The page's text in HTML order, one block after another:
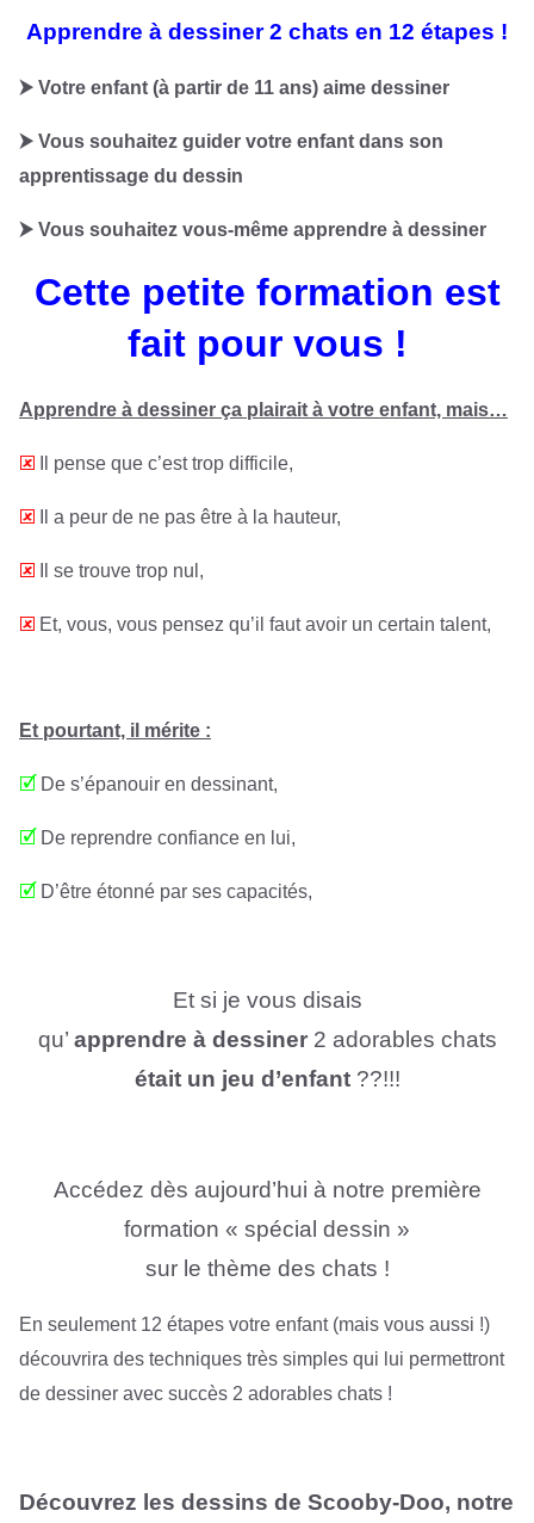
Apprendre à dessiner 2 chats en 12 étapes !
⮞ Votre enfant (à partir de 11 ans) aime dessiner
⮞ Vous souhaitez guider votre enfant dans son
apprentissage du dessin
⮞ Vous souhaitez vous-même apprendre à dessiner
Cette petite formation est
fait pour vous !
Apprendre à dessiner ça plairait à votre enfant, mais…
🗷 Il pense que c’est trop difficile,
🗷 Il a peur de ne pas être à la hauteur,
🗷 Il se trouve trop nul,
🗷 Et, vous, vous pensez qu’il faut avoir un certain talent,
Et pourtant, il mérite :
🗹 De s’épanouir en dessinant,
🗹 De reprendre confiance en lui,
🗹 D’être étonné par ses capacités,
Et si je vous disais
qu’ apprendre à dessiner2 adorables chats
était un jeu d’enfant??!!!
Accédez dès aujourd’hui à notre première
formation « spécial dessin »
sur le thème des chats !
En seulement 12 étapes votre enfant (mais vous aussi !)
découvrira des techniques très simples qui lui permettront
de dessiner avec succès 2 adorables chats !
Découvrez les dessins de Scooby-Doo, notre